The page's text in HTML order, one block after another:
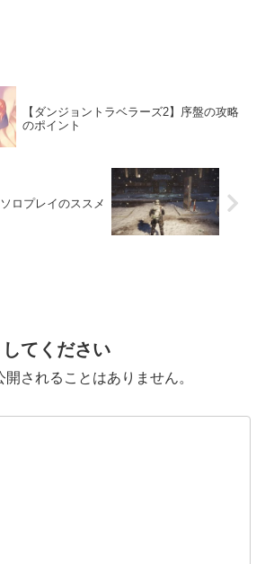
【ダンジョントラベラーズ2】序盤の攻略
のポイント
ロプレイのススメ
てください
開されることはありません。